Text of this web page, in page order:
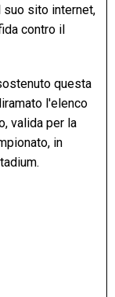
suo sito internet,
contro il
questa
l'elenco
valida per la
in